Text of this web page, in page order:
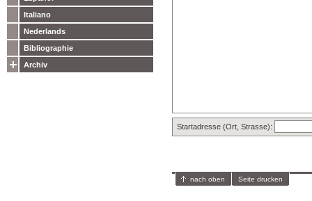
Italiano
Nederlands
Bibliographie
Archiv
Startadresse (Ort, Strasse):
nach oben Seite drucken